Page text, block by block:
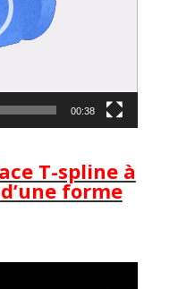
00:38
T-spline à
forme